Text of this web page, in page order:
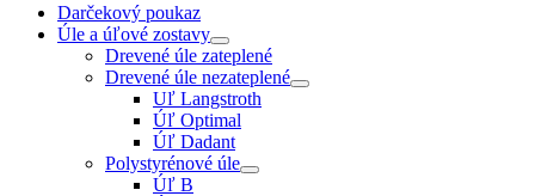
Darčekový poukaz
Úle a úľové zostavy
Drevené úle zateplené
Drevené úle nezateplené
Uľ Langstroth
Úľ Optimal
Úľ Dadant
Polystyrénové úle
Úľ B